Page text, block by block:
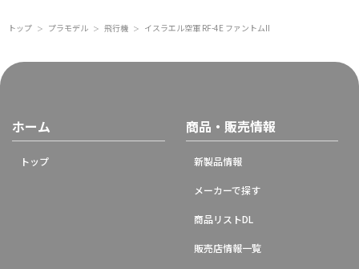
トップ ＞ プラモデル ＞ 飛行機 ＞ イスラエル空軍 RF-4E ファントムII
ホーム
トップ
商品・販売情報
新製品情報
メーカーで探す
商品リストDL
販売店情報一覧